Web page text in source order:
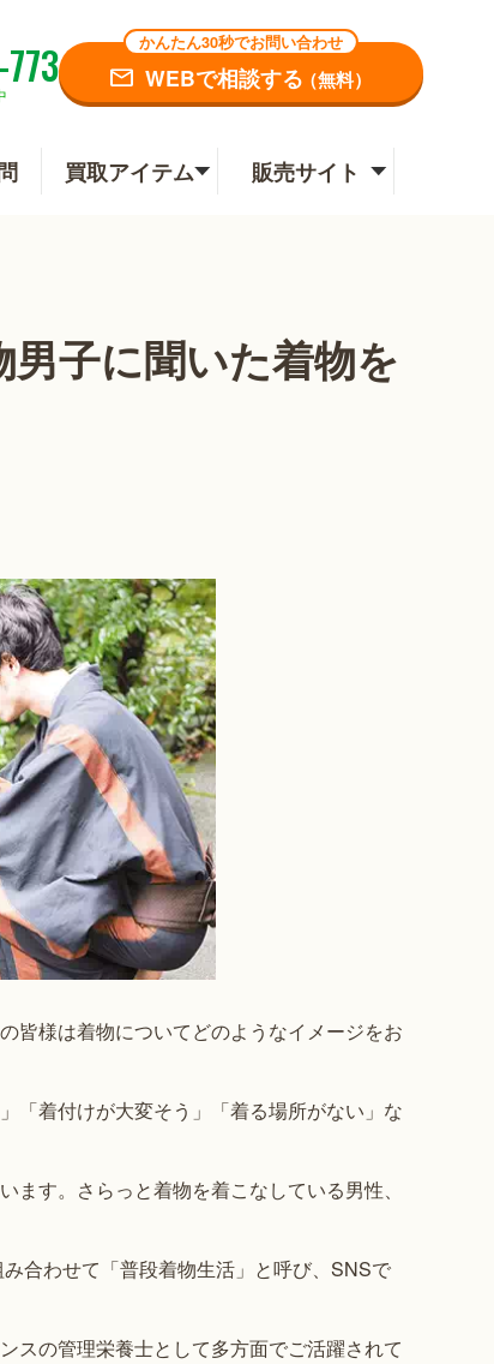
かんたん30秒でお問い合わせ
WEBで相談する（無料）
買取アイテム 販売サイト
子に聞いた着物を
皆様は着物についてどのようなイメージをお
「着付けが大変そう」「着る場所がない」な
す。さらっと着物を着こなしている男性、
み合わせて「普段着物生活」と呼び、SNSで
スの管理栄養士として多方面でご活躍されて